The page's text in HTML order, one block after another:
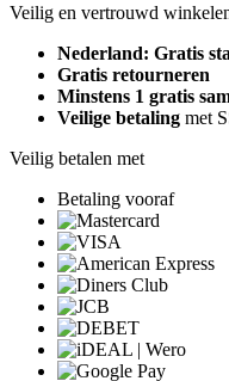
Veilig en vertrouwd
Nederland: Gratis
Gratis retourneren
Minstens 1 gratis
Veilige betaling met
Veilig betalen met
Betaling vooraf